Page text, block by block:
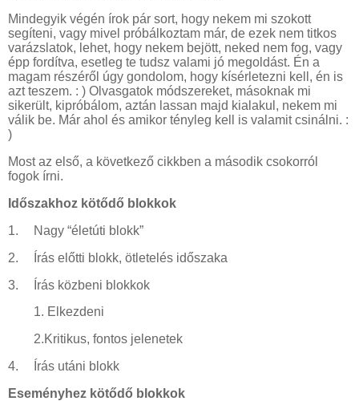
Mindegyik végén írok pár sort, hogy nekem mi szokott
segíteni, vagy mivel próbálkoztam már, de ezek nem titkos
varázslatok, lehet, hogy nekem bejött, neked nem fog, vagy
épp fordítva, esetleg te tudsz valami jó megoldást. Én a
magam részéről úgy gondolom, hogy kísérletezni kell, én is
azt teszem. : ) Olvasgatok módszereket, másoknak mi
sikerült, kipróbálom, aztán lassan majd kialakul, nekem mi
válik be. Már ahol és amikor tényleg kell is valamit csinálni. :
)
Most az első, a következő cikkben a második csokorról
fogok írni.
Időszakhoz kötődő blokkok
1.
Nagy “életúti blokk”
2.
Írás előtti blokk, ötletelés időszaka
3.
Írás közbeni blokkok
1. Elkezdeni
2.Kritikus, fontos jelenetek
4.
Írás utáni blokk
Eseményhez kötődő blokkok